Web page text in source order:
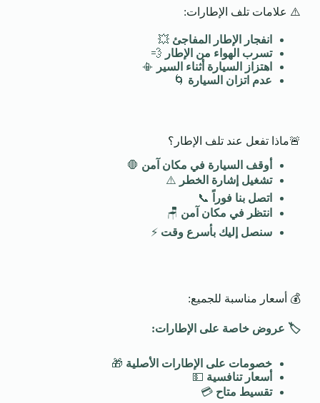
⚠️ علامات تلف الإطارات:
انفجار الإطار المفاجئ 💥
تسرب الهواء من الإطار 💨
اهتزاز السيارة أثناء السير 📳
عدم اتزان السيارة 🌀
🚨ماذا تفعل عند تلف الإطار؟
أوقف السيارة في مكان آمن 🛑
تشغيل إشارة الخطر ⚠️
اتصل بنا فوراً
📞
انتظر في مكان آمن 🪑
سنصل إليك بأسرع وقت ⚡
💰 أسعار مناسبة للجميع:
🏷️ عروض خاصة على الإطارات:
خصومات على الإطارات الأصلية 🎁
أسعار تنافسية 💵
تقسيط متاح 💳